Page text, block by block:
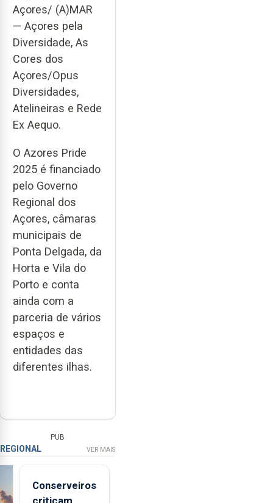
Açores/ (A)MAR
— Açores pela
Diversidade, As
Cores dos
Açores/Opus
Diversidades,
Atelineiras e Rede
Ex Aequo.
O Azores Pride
2025 é financiado
pelo Governo
Regional dos
Açores, câmaras
municipais de
Ponta Delgada, da
Horta e Vila do
Porto e conta
ainda com a
parceria de vários
espaços e
entidades das
diferentes ilhas.
PUB
REGIONAL VER MAIS
Conserveiros
criticam